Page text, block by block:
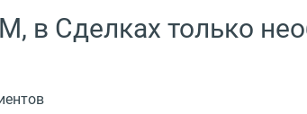
в Сделках только